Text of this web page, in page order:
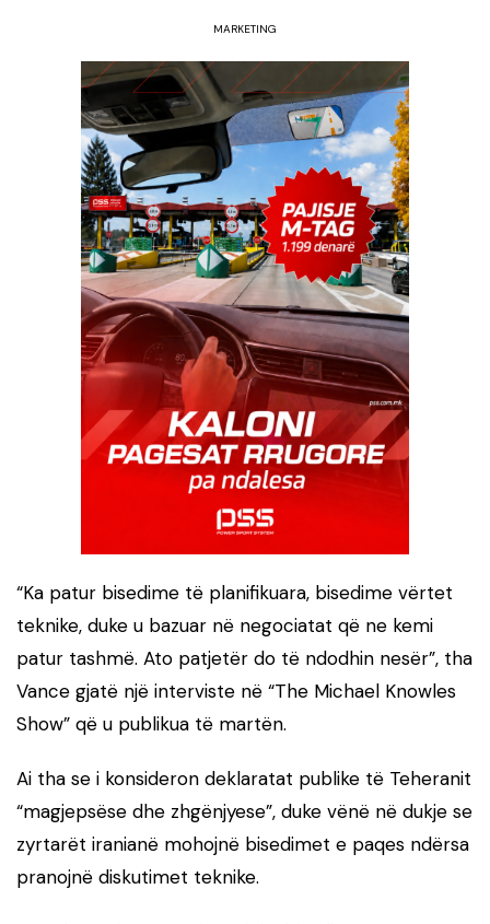
MARKETING
“Ka patur bisedime të planifikuara, bisedime vërtet
teknike, duke u bazuar në negociatat që ne kemi
patur tashmë. Ato patjetër do të ndodhin nesër”, tha
Vance gjatë një interviste në “The Michael Knowles
Show” që u publikua të martën.
Ai tha se i konsideron deklaratat publike të Teheranit
“magjepsëse dhe zhgënjyese”, duke vënë në dukje se
zyrtarët iranianë mohojnë bisedimet e paqes ndërsa
pranojnë diskutimet teknike.